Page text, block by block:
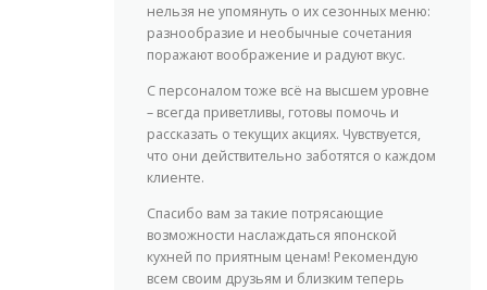
нельзя не упомянуть о их сезонных меню:
разнообразие и необычные сочетания
поражают воображение и радуют вкус.
С персоналом тоже всё на высшем уровне
– всегда приветливы, готовы помочь и
рассказать о текущих акциях. Чувствуется,
что они действительно заботятся о каждом
клиенте.
Спасибо вам за такие потрясающие
возможности наслаждаться японской
кухней по приятным ценам! Рекомендую
всем своим друзьям и близким теперь